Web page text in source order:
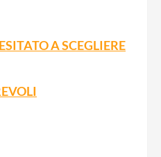
A SCEGLIERE